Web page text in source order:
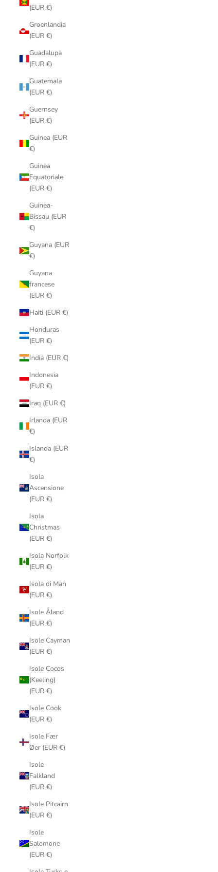
(EUR €)
Groenlandia
(EUR €)
Guadalupa
(EUR €)
Guatemala
(EUR €)
Guernsey
(EUR €)
Guinea (EUR
€)
Guinea
Equatoriale
(EUR €)
Guinea-
Bissau (EUR
€)
Guyana (EUR
€)
Guyana
francese
(EUR €)
Haiti (EUR €)
Honduras
(EUR €)
India (EUR €)
Indonesia
(EUR €)
Iraq (EUR €)
Irlanda (EUR
€)
Islanda (EUR
€)
Isola
Ascensione
(EUR €)
Isola
Christmas
(EUR €)
Isola Norfolk
(EUR €)
Isola di Man
(EUR €)
Isole Åland
(EUR €)
Isole Cayman
(EUR €)
Isole Cocos
(Keeling)
(EUR €)
Isole Cook
(EUR €)
Isole Fær
Øer (EUR €)
Isole
Falkland
(EUR €)
Isole Pitcairn
(EUR €)
Isole
Salomone
(EUR €)